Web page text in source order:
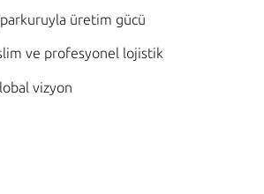
üretim gücü
ve profesyonel lojistik
vizyon